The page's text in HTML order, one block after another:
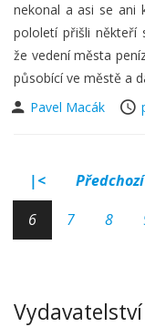
nekonal a asi se ani
pololetí přišli někteří
že vedení města
působící ve městě a
Pavel Macák
|< Předchozí
6
7 8
Vydavatelství